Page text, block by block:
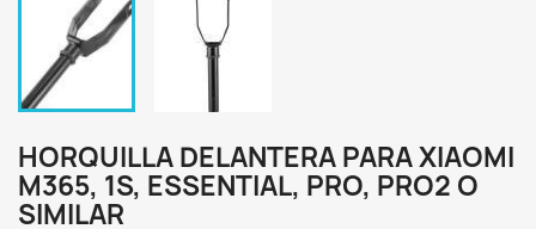
HORQUILLA DELANTERA PARA XIAOMI
M365, 1S, ESSENTIAL, PRO, PRO2 O
SIMILAR